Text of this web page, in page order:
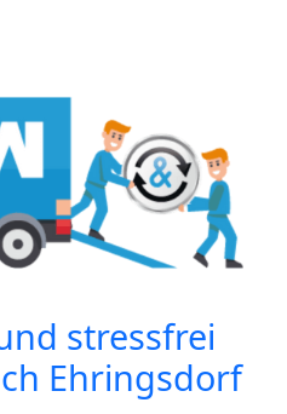
stressfrei
Ehringsdorf